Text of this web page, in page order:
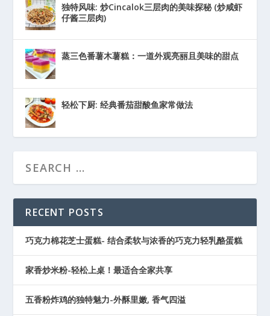
独特风味: 炒Cincalok三层肉的美味探秘 (炒咸虾
仔酱三层肉)
蒸三色番薯木薯糕：一道外观亮丽且美味的甜点
轻松下厨: 经典番茄甜酸鱼家常做法
RECENT POSTS
巧克力棉花芝士蛋糕- 结合柔软与浓香的巧克力轻乳酪蛋糕
家香炒米粉-轻松上桌！最适合全家共享
五香粉炸鸡的独特魅力-外酥里嫩, 香气四溢